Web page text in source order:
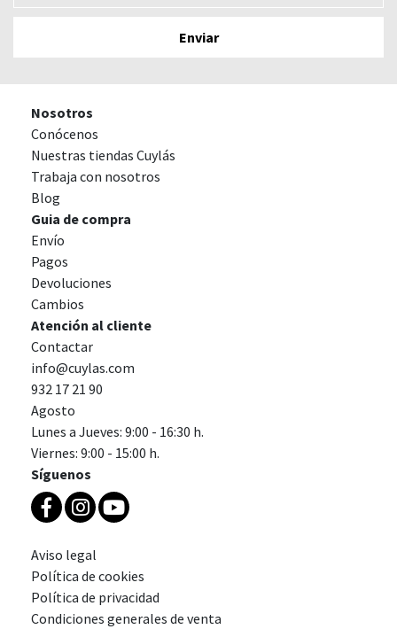
Nosotros
Conócenos
Nuestras tiendas Cuylás
Trabaja con nosotros
Blog
Guia de compra
Envío
Pagos
Devoluciones
Cambios
Atención al cliente
Contactar
info@cuylas.com
932 17 21 90
Agosto
Lunes a Jueves: 9:00 - 16:30 h.
Viernes: 9:00 - 15:00 h.
Síguenos
Aviso legal
Política de cookies
Política de privacidad
Condiciones generales de venta